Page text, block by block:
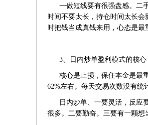
一做短线要有很强盘感。二
时间不要太长，持仓时间太长
时把钱当成真钱来用，心态是最
3、日内炒单盈利模式的核心
核心是止损，保住本金是最
62%左右。每天交易次数没有统
日内炒单、一要灵活，反应
很多。二要勤奋。三要有一颗